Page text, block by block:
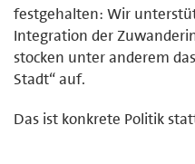
festgehalten: Wir
Integration der
stocken unter anderem
Stadt“ auf.
Das ist konkrete Politik